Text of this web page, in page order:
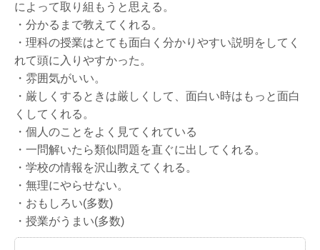
によって取り組もうと思える。
・分かるまで教えてくれる。
・理科の授業はとても面白く分かりやすい説明をしてく
れて頭に入りやすかった。
・雰囲気がいい。
・厳しくするときは厳しくして、面白い時はもっと面白
くしてくれる。
・個人のことをよく見てくれている
・一問解いたら類似問題を直ぐに出してくれる。
・学校の情報を沢山教えてくれる。
・無理にやらせない。
・おもしろい(多数)
・授業がうまい(多数)